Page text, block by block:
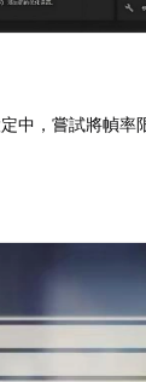
中，嘗試將幀率